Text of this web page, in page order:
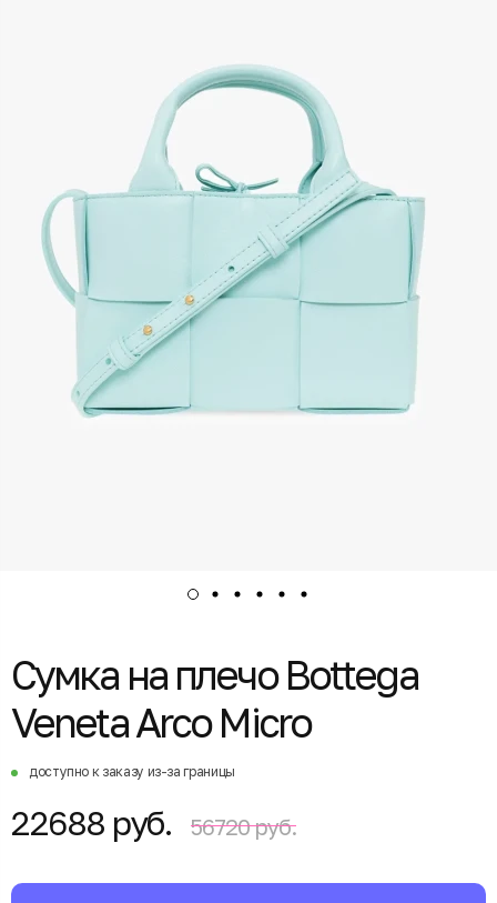
Сумка на плечо Bottega
Veneta Arco Micro
доступно к заказу из-за границы
22688 руб. 56720 руб.